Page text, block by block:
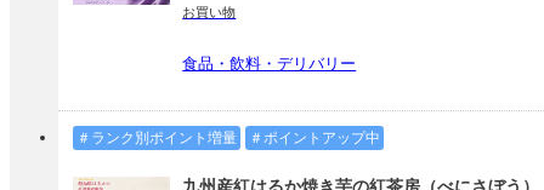
お買い物
食品・飲料・デリバリー
＃ランク別ポイント増量 ＃ポイントアップ中